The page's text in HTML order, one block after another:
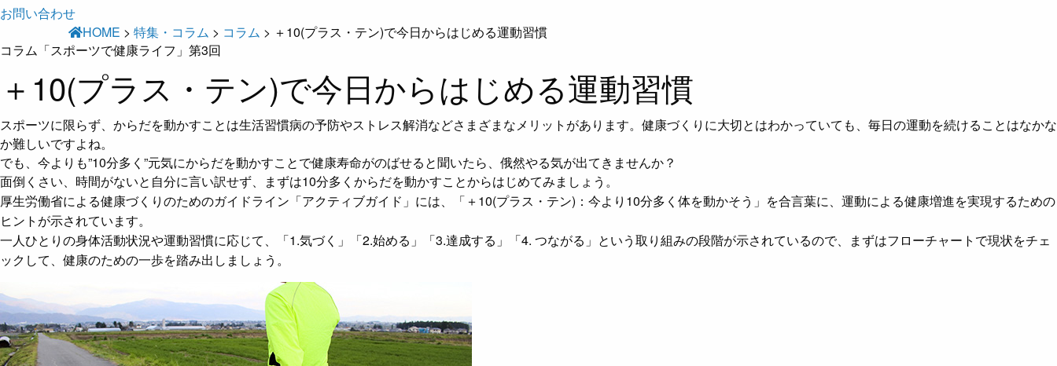
お問い合わせ
HOME > 特集・コラム > コラム > ＋10(プラス・テン)で今日からはじめる運動習慣
コラム「スポーツで健康ライフ」第3回
＋10(プラス・テン)で今日からはじめる運動習慣
スポーツに限らず、からだを動かすことは生活習慣病の予防やストレス解消などさまざまなメリットがあります。健康づくりに大切とはわかっていても、毎日の運動を続けることはなかな
か難しいですよね。
でも、今よりも”10分多く”元気にからだを動かすことで健康寿命がのばせると聞いたら、俄然やる気が出てきませんか？
面倒くさい、時間がないと自分に言い訳せず、まずは10分多くからだを動かすことからはじめてみましょう。
厚生労働省による健康づくりのためのガイドライン「アクティブガイド」には、「＋10(プラス・テン)：今より10分多く体を動かそう」を合言葉に、運動による健康増進を実現するための
ヒントが示されています。
一人ひとりの身体活動状況や運動習慣に応じて、「1.気づく」「2.始める」「3.達成する」「4. つながる」という取り組みの段階が示されているので、まずはフローチャートで現状をチェ
ックして、健康のための一歩を踏み出しましょう。